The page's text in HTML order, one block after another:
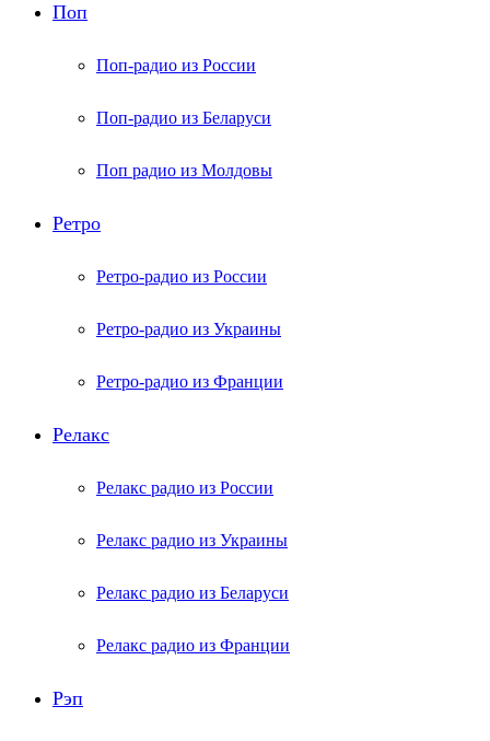
Поп
Поп-радио из России
Поп-радио из Беларуси
Поп радио из Молдовы
Ретро
Ретро-радио из России
Ретро-радио из Украины
Ретро-радио из Франции
Релакс
Релакс радио из России
Релакс радио из Украины
Релакс радио из Беларуси
Релакс радио из Франции
Рэп